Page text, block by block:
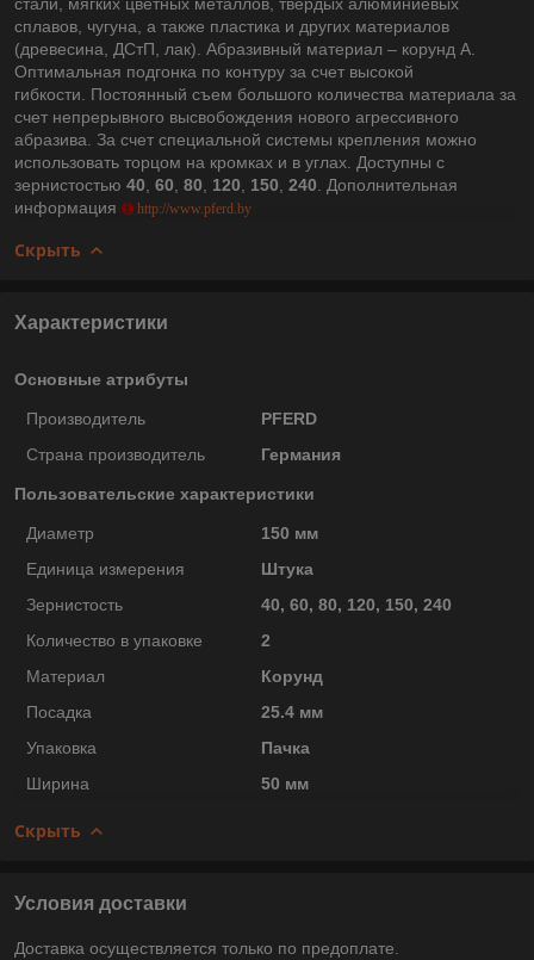
сплавов, чугуна, а также пластика и других материалов
(древесина, ДСтП, лак). Абразивный материал – корунд A.
Оптимальная подгонка по контуру за счет высокой
гибкости. Постоянный съем большого количества материала за
счет непрерывного высвобождения нового агрессивного
абразива. За счет специальной системы крепления можно
использовать торцом на кромках и в углах. Доступны с
зернистостью 40 60 80 120 150 240 . Дополнительная
информация
http://www.pferd.by
Скрыть
Характеристики
Основные атрибуты
Производитель
PFERD
Страна производитель
Германия
Пользовательские характеристики
Диаметр
150 мм
Единица измерения
Штука
Зернистость
40, 60, 80, 120, 150, 240
Количество в упаковке
2
Материал
Корунд
Посадка
25.4 мм
Упаковка
Пачка
Ширина
50 мм
Скрыть
Условия доставки
Доставка осуществляется только по предоплате.